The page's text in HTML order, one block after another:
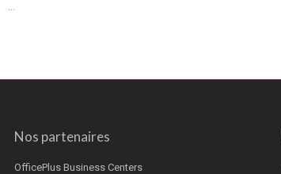
...
Nos partenaires
OfficePlus Business Centers